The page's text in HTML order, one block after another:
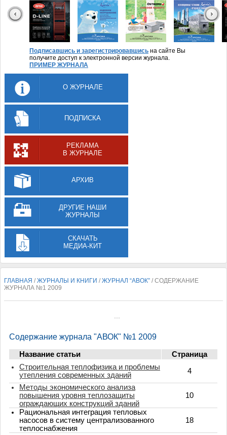
Подписавшись и зарегистрировавшись на сайте Вы
получите доступ к электронной версии журнала.
ПРИМЕР ЖУРНАЛА
О ЖУРНАЛЕ
ПОДПИСКА
РЕКЛАМА
В ЖУРНАЛЕ
АРХИВ
ДРУГИЕ НАШИ
ЖУРНАЛЫ
СКАЧАТЬ
МЕДИА-КИТ
ГЛАВНАЯ /ЖУРНАЛЫ И КНИГИ /ЖУРНАЛ “АВОК” / СОДЕРЖАНИЕ
ЖУРНАЛА №1 2009
Содержание журнала "АВОК" №1 2009
Название статьи
Страница
Строительная теплофизика и проблемы
утепления современных зданий
4
Методы экономического анализа
повышения уровня теплозащиты
ограждающих конструкций зданий
10
Рациональная интеграция тепловых
насосов в систему централизованного
теплоснабжения
18